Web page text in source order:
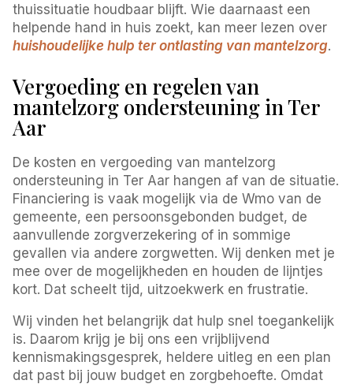
thuissituatie houdbaar blijft. Wie daarnaast een
helpende hand in huis zoekt, kan meer lezen over
huishoudelijke hulp ter ontlasting van mantelzorg.
Vergoeding en regelen van
mantelzorg ondersteuning in Ter
Aar
De kosten en vergoeding van mantelzorg
ondersteuning in Ter Aar hangen af van de situatie.
Financiering is vaak mogelijk via de Wmo van de
gemeente, een persoonsgebonden budget, de
aanvullende zorgverzekering of in sommige
gevallen via andere zorgwetten. Wij denken met je
mee over de mogelijkheden en houden de lijntjes
kort. Dat scheelt tijd, uitzoekwerk en frustratie.
Wij vinden het belangrijk dat hulp snel toegankelijk
is. Daarom krijg je bij ons een vrijblijvend
kennismakingsgesprek, heldere uitleg en een plan
dat past bij jouw budget en zorgbehoefte. Omdat